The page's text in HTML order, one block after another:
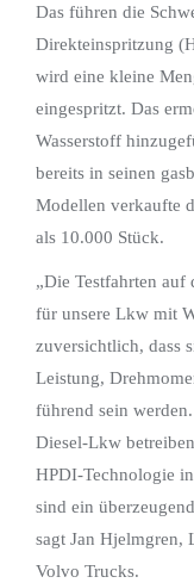
Das führen die
Direkteinspritzung
wird eine kleine
eingespritzt. Das
Wasserstoff
bereits in seinen
Modellen verkaufte
als 10.000 Stück.
„Die Testfahrten
für unsere Lkw mit
zuversichtlich, dass
Leistung,
führend sein
Diesel-Lkw
HPDI-Technologie
sind ein
sagt Jan Hjelmgren,
Volvo Trucks.